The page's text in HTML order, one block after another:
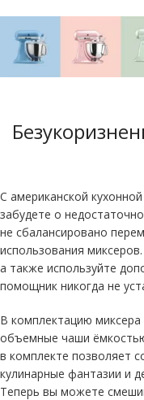
С американской
забудете о
не сбалансировано
использования
а также используйте
помощник никогда не
В комплектацию
объемные чаши
в комплекте позволяет
кулинарные фантазии и
Теперь вы можете